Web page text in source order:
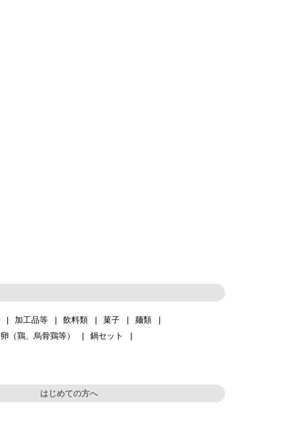
加工品等 飲料類 菓子
麺類
卵（鶏、烏骨鶏等）
鍋セット
はじめての方へ